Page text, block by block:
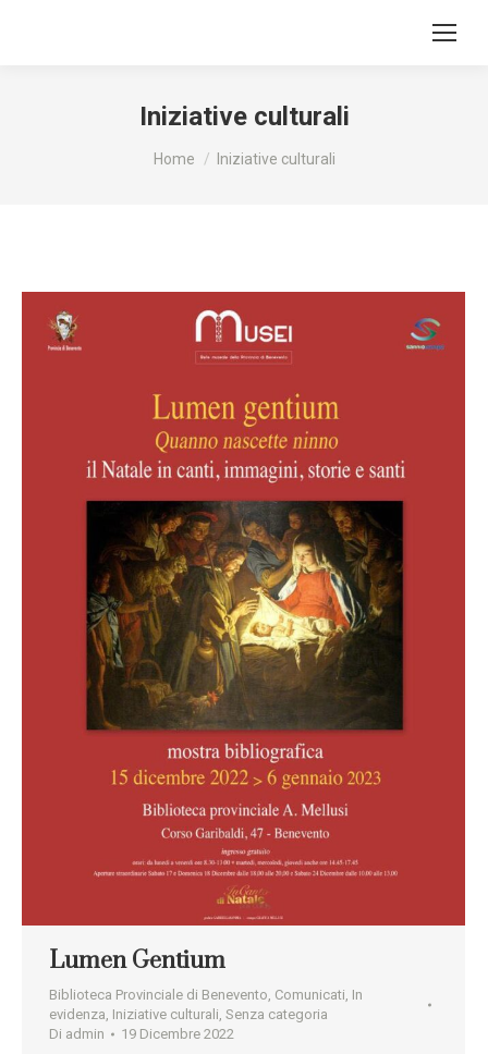
Iniziative culturali
Tu sei qui:
Home Iniziative culturali
Lumen Gentium
Biblioteca Provinciale di Benevento, Comunicati, In
evidenza, Iniziative culturali, Senza categoria
Di admin 19 Dicembre 2022